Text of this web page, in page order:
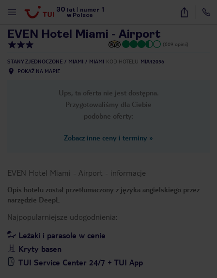
30 lat numer 1
w Polsce
40
EVEN Hotel Miami - Airport
(609 opinii)
STANY ZJEDNOCZONE MIAMI MIAMI KOD HOTELU MIA12056
POKAŻ NA MAPIE
Ups, ta oferta nie jest dostępna.
Przygotowaliśmy dla Ciebie
podobne oferty:
Zobacz inne ceny i terminy »
EVEN Hotel Miami - Airport - informacje
Opis hotelu został przetłumaczony z języka angielskiego przez
narzędzie DeepL
Najpopularniejsze udogodnienia:
Leżaki i parasole w cenie
Kryty basen
TUI Service Center 24/7 + TUI App